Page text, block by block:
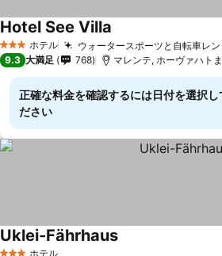
3 ホテルのランク
ホテル ウォータースポーツと自転車レ
Hotel See Villa
9.3 大満足 768 マレンテ, ホーヴァハト
正確な料金を確認するには日付を選択し
ださい
ホテル
Uklei-Fährhaus